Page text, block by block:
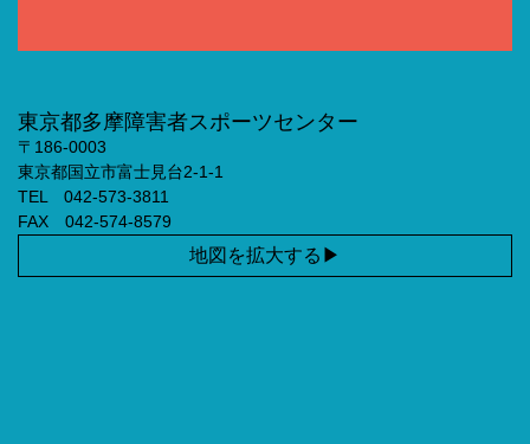
東京都多摩障害者スポーツセンター
〒186-0003
東京都国立市富士見台2-1-1
TEL 042-573-3811
FAX 042-574-8579
地図を拡大する